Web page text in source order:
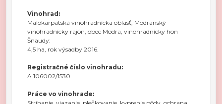
Vinohrad:
Malokarpatská vinohradnícka oblasť, Modranský
vinohradnícky rajón, obec Modra, vinohradnícky hon
Šnaudy:
4,5 ha, rok výsadby 2016.
Registračné číslo vinohradu:
A 106002/1530
Práce vo vinohrade: